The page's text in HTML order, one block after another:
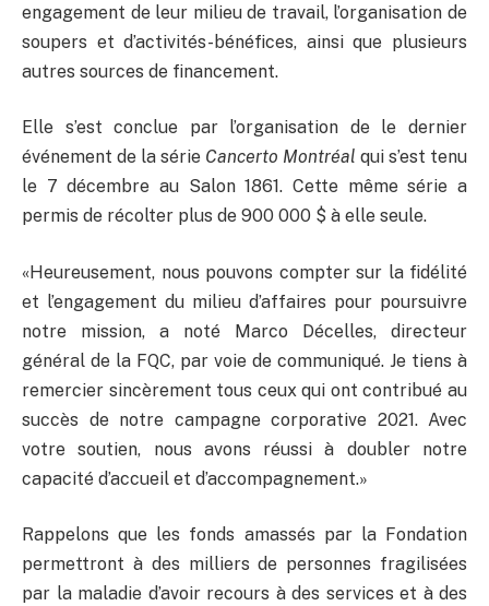
engagement de leur milieu de travail, l’organisation de
soupers et d’activités-bénéfices, ainsi que plusieurs
autres sources de financement.
Elle s’est conclue par l’organisation de le dernier
événement de la série Cancerto Montréal qui s’est tenu
le 7 décembre au Salon 1861. Cette même série a
permis de récolter plus de 900 000 $ à elle seule.
«Heureusement, nous pouvons compter sur la fidélité
et l’engagement du milieu d’affaires pour poursuivre
notre mission, a noté Marco Décelles, directeur
général de la FQC, par voie de communiqué. Je tiens à
remercier sincèrement tous ceux qui ont contribué au
succès de notre campagne corporative 2021. Avec
votre soutien, nous avons réussi à doubler notre
capacité d’accueil et d’accompagnement.»
Rappelons que les fonds amassés par la Fondation
permettront à des milliers de personnes fragilisées
par la maladie d’avoir recours à des services et à des